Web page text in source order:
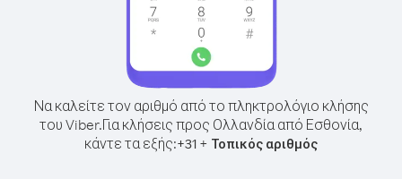
Να καλείτε τον αριθμό από το πληκτρολόγιο κλήσης
του Viber.Για κλήσεις προς Ολλανδία από Εσθονία,
κάντε τα εξής:+31 + Τοπικός αριθμός